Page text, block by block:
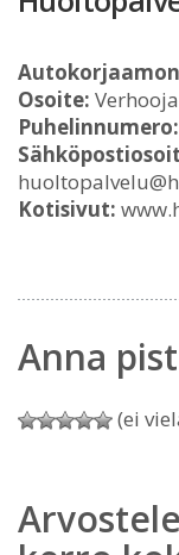
Osoite:
Puhelinnumero:
Kotisivut:
Anna
(ei